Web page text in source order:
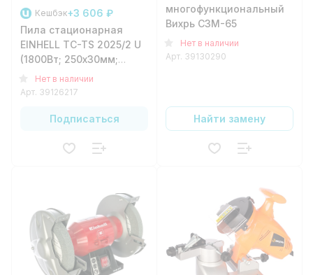
Кешбэк+3 606 ₽
Пила стационарная
EINHELL TC-TS 2025/2 U
(1800Вт; 250х30мм;
85мм)Нет в наличии
Арт. 39126217
Подписаться
многофункциональный
Вихрь СЗМ-65
Нет в наличии
Арт. 39130290
Найти замену